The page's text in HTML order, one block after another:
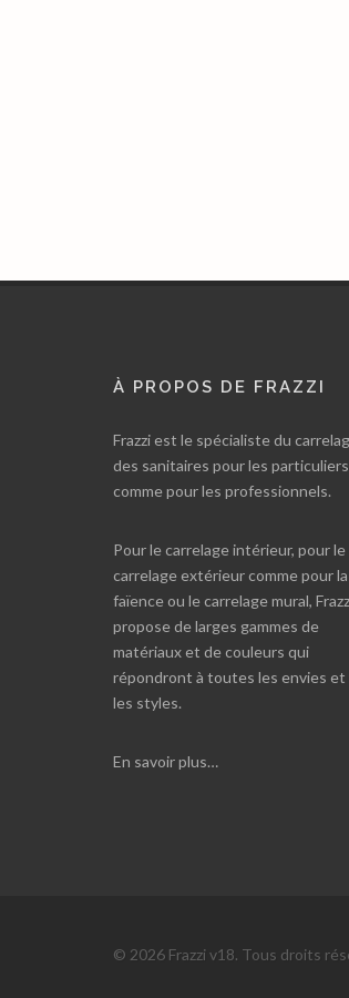
À PROPOS DE FRAZZI
Frazzi est le spécialiste du
des sanitaires pour les particuliers
comme pour les professionnels.
Pour le carrelage intérieur, pour le
carrelage extérieur comme pour la
faïence ou le carrelage mural,
propose de larges gammes de
matériaux et de couleurs qui
répondront à toutes les envies et
les styles.
En savoir plus…
© 2026 Frazzi v18. Tous droits